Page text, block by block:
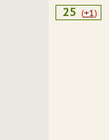
25 (+1)